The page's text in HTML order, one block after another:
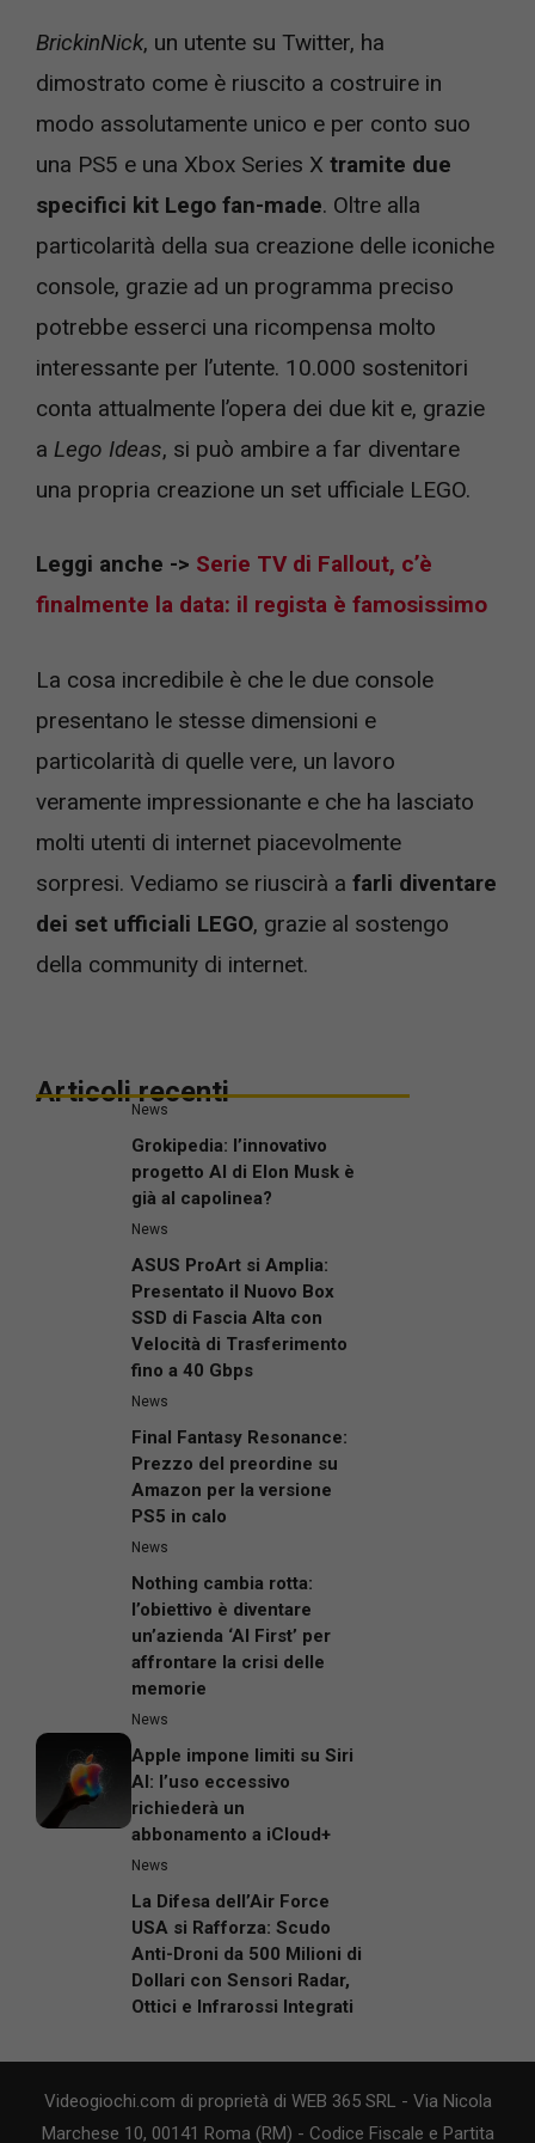
BrickinNick
, un utente su Twitter, ha
dimostrato come è riuscito a costruire in
modo assolutamente unico e per conto suo
una PS5 e una Xbox Series X tramite due
specifici kit Lego fan-made
. Oltre alla
particolarità della sua creazione delle iconiche
console, grazie ad un programma preciso
potrebbe esserci una ricompensa molto
interessante per l’utente. 10.000 sostenitori
conta attualmente l’opera dei due kit e, grazie
Lego Ideas
, si può ambire a far diventare
una propria creazione un set ufficiale LEGO.
Leggi anche -> Serie TV di Fallout, c’è
finalmente la data: il regista è famosissimo
La cosa incredibile è che le due console
presentano le stesse dimensioni e
particolarità di quelle vere, un lavoro
veramente impressionante e che ha lasciato
molti utenti di internet piacevolmente
sorpresi. Vediamo se riuscirà a farli diventare
dei set ufficiali LEGO , grazie al sostengo
della community di internet.
Articoli recenti
News
Grokipedia: l’innovativo
progetto AI di Elon Musk è
già al capolinea?
ASUS ProArt si Amplia:
Presentato il Nuovo Box
SSD di Fascia Alta con
Velocità di Trasferimento
fino a 40 Gbps
Final Fantasy Resonance:
Prezzo del preordine su
Amazon per la versione
PS5 in calo
Nothing cambia rotta:
l’obiettivo è diventare
un’azienda ‘AI First’ per
affrontare la crisi delle
memorie
Apple impone limiti su Siri
AI: l’uso eccessivo
richiederà un
abbonamento a iCloud+
La Difesa dell’Air Force
USA si Rafforza: Scudo
Anti-Droni da 500 Milioni di
Dollari con Sensori Radar,
Ottici e Infrarossi Integrati
Videogiochi.com di proprietà di WEB 365 SRL - Via Nicola
Marchese 10, 00141 Roma (RM) - Codice Fiscale e Partita